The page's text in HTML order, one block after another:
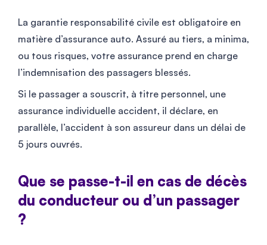
La garantie responsabilité civile est obligatoire en
matière d’assurance auto. Assuré au tiers, a minima,
ou tous risques, votre assurance prend en charge
l’indemnisation des passagers blessés.
Si le passager a souscrit, à titre personnel, une
assurance individuelle accident, il déclare, en
parallèle, l’accident à son assureur dans un délai de
5 jours ouvrés.
Que se passe-t-il en cas de décès
du conducteur ou d’un passager
?